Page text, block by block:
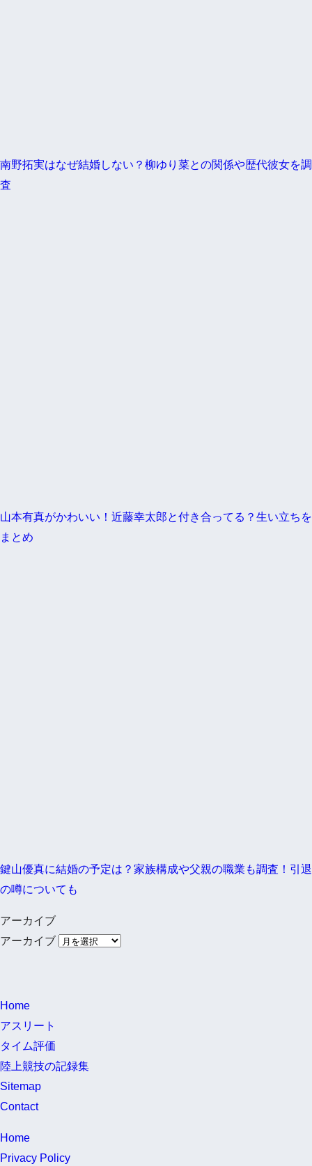
南野拓実はなぜ結婚しない？柳ゆり菜との関係や歴代彼女を調
査
山本有真がかわいい！近藤幸太郎と付き合ってる？生い立ちを
まとめ
鍵山優真に結婚の予定は？家族構成や父親の職業も調査！引退
の噂についても
アーカイブ
アーカイブ
Home
アスリート
タイム評価
陸上競技の記録集
Sitemap
Contact
Home
Privacy Policy